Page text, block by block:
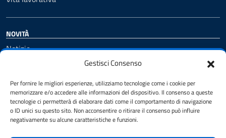
Gestisci Consenso
Per fornire le migliori esperienze, utilizziamo tecnologie come i cookie per
memorizzare e/o accedere alle informazioni del dispositivo. Il consenso a queste
tecnologie ci permetterà di elaborare dati come il comportamento di navigazione
o ID unici su questo sito. Non acconsentire o ritirare il consenso può influire
negativamente su alcune caratteristiche e funzioni.
NOVITÀ
Notizie
Iscrizione alla Newsletter
Archivio Newsletter